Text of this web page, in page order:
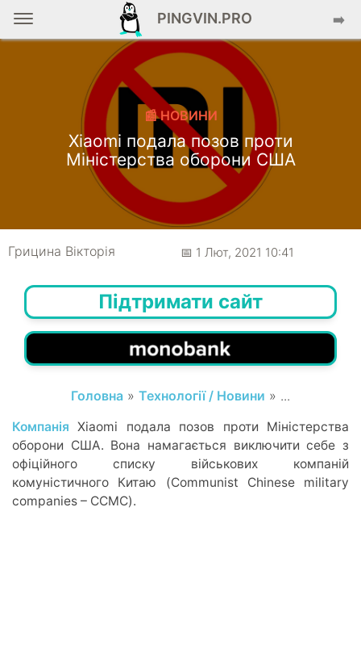
PINGVIN.PRO ➡️
📰 НОВИНИ
Xiaomi подала позов проти
Міністерства оборони США
Грицина Вікторія 📅 1 Лют, 2021 10:41
Підтримати сайт
Головна » Технології / Новини » ...
Компанія Xiaomi подала позов проти Міністерства
оборони США. Вона намагається виключити себе з
офіційного списку військових компаній
комуністичного Китаю (Communist Chinese military
companies – CCMC).